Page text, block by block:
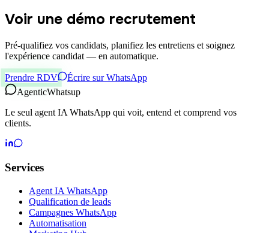
Voir une démo recrutement
Pré-qualifiez vos candidats, planifiez les entretiens et soignez
l'expérience candidat — en automatique.
Prendre RDV
Écrire sur WhatsApp
AgenticWhatsup
Le seul agent IA WhatsApp qui voit, entend et comprend vos
clients.
Services
Agent IA WhatsApp
Qualification de leads
Campagnes WhatsApp
Automatisation